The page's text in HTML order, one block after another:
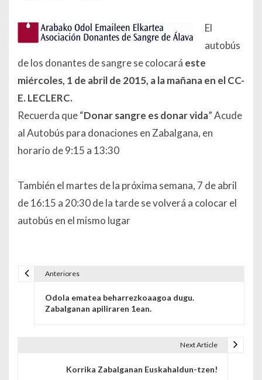
El
autobús
de los donantes de sangre se colocará este
miércoles, 1 de abril de 2015, a la mañana en el CC-
E. LECLERC.
Recuerda que “Donar sangre es donar vida” Acude
al Autobús para donaciones en Zabalgana, en
horario de 9:15 a 13:30
También el martes de la próxima semana, 7 de abril
de 16:15 a 20:30 de la tarde se volverá a colocar el
autobús en el mismo lugar
Anteriores
Odola ematea beharrezkoaagoa dugu.
Zabalganan apiliraren 1ean.
Next Article
Korrika Zabalganan Euskahaldun-tzen!